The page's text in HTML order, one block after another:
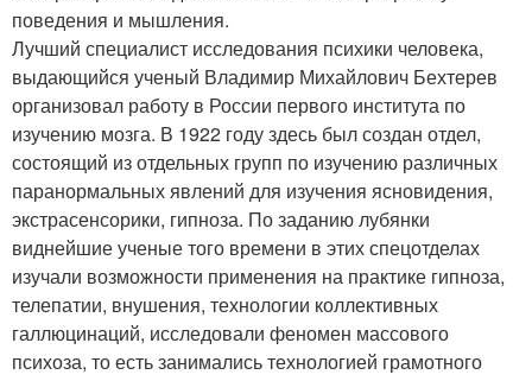
поведения и мышления.
Лучший специалист исследования психики человека,
выдающийся ученый Владимир Михайлович Бехтерев
организовал работу в России первого института по
изучению мозга. В 1922 году здесь был создан отдел,
состоящий из отдельных групп по изучению различных
паранормальных явлений для изучения ясновидения,
экстрасенсорики, гипноза. По заданию лубянки
виднейшие ученые того времени в этих спецотделах
изучали возможности применения на практике гипноза,
телепатии, внушения, технологии коллективных
галлюцинаций, исследовали феномен массового
психоза, то есть занимались технологией грамотного